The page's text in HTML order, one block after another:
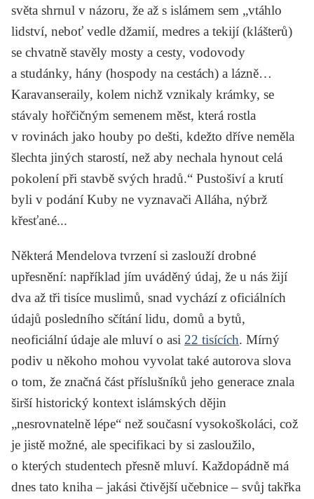
světa shrnul v názoru, že až s islámem sem „vtáhlo
lidství, neboť vedle džamií, medres a tekijí (klášterů)
se chvatně stavěly mosty a cesty, vodovody
a studánky, hány (hospody na cestách) a lázně…
Karavanseraily, kolem nichž vznikaly krámky, se
stávaly hořčičným semenem měst, která rostla
v rovinách jako houby po dešti, kdežto dříve neměla
šlechta jiných starostí, než aby nechala hynout celá
pokolení při stavbě svých hradů.“ Pustošiví a krutí
byli v podání Kuby ne vyznavači Alláha, nýbrž
křesťané...
Některá Mendelova tvrzení si zaslouží drobné
upřesnění: například jím uváděný údaj, že u nás žijí
dva až tři tisíce muslimů, snad vychází z oficiálních
údajů posledního sčítání lidu, domů a bytů,
neoficiální údaje ale mluví o asi 22 tisících. Mírný
podiv u někoho mohou vyvolat také autorova slova
o tom, že značná část příslušníků jeho generace znala
širší historický kontext islámských dějin
„nesrovnatelně lépe“ než současní vysokoškoláci, což
je jistě možné, ale specifikaci by si zasloužilo,
o kterých studentech přesně mluví. Každopádně má
dnes tato kniha – jakási čtivější učebnice – svůj takřka